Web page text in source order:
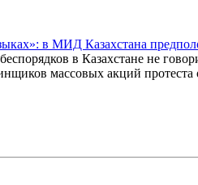
в МИД Казахстана
в Казахстане не
массовых акций